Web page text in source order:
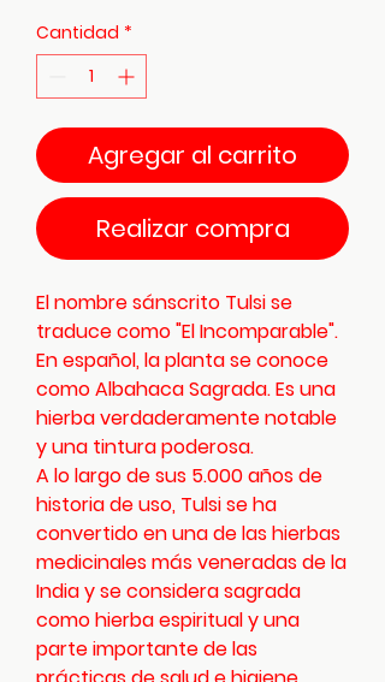
Cantidad *
Agregar al carrito
Realizar compra
El nombre sánscrito Tulsi se
traduce como "El Incomparable".
En español, la planta se conoce
como Albahaca Sagrada. Es una
hierba verdaderamente notable
y una tintura poderosa.
A lo largo de sus 5.000 años de
historia de uso, Tulsi se ha
convertido en una de las hierbas
medicinales más veneradas de la
India y se considera sagrada
como hierba espiritual y una
parte importante de las